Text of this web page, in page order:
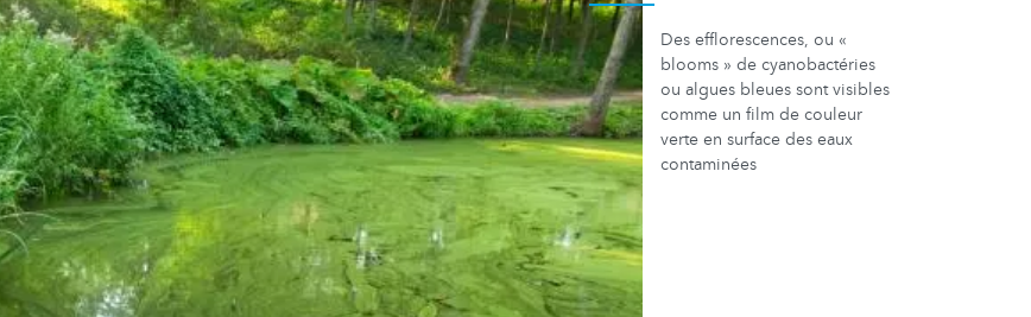
Des efflorescences, ou «
blooms » de cyanobactéries
ou algues bleues sont visibles
comme un film de couleur
verte en surface des eaux
contaminées